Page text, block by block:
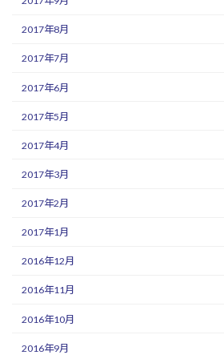
2017年8月
2017年7月
2017年6月
2017年5月
2017年4月
2017年3月
2017年2月
2017年1月
2016年12月
2016年11月
2016年10月
2016年9月